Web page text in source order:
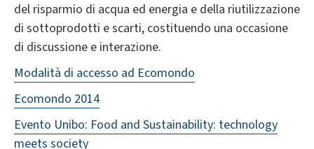
del risparmio di acqua ed energia e della riutilizzazione
di sottoprodotti e scarti, costituendo una occasione
di discussione e interazione.
Modalità di accesso ad Ecomondo
Ecomondo 2014
Evento Unibo: Food and Sustainability: technology
meets society